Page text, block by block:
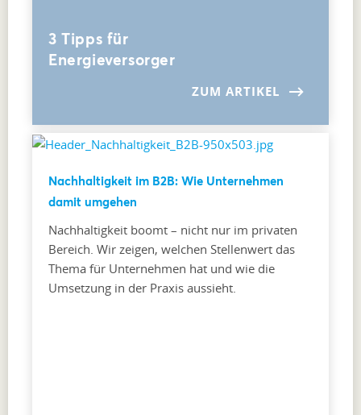
3 Tipps für
Energieversorger
ZUM ARTIKEL
Nachhaltigkeit im B2B: Wie Unternehmen
damit umgehen
Nachhaltigkeit boomt – nicht nur im privaten
Bereich. Wir zeigen, welchen Stellenwert das
Thema für Unternehmen hat und wie die
Umsetzung in der Praxis aussieht.